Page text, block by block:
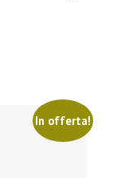
In offerta!